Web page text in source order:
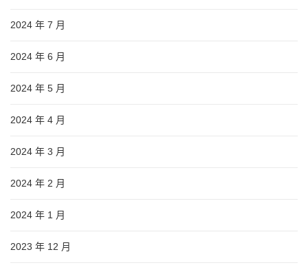
2024 年 7 月
2024 年 6 月
2024 年 5 月
2024 年 4 月
2024 年 3 月
2024 年 2 月
2024 年 1 月
2023 年 12 月